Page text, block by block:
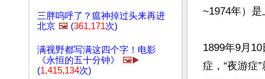
三胖呜呼了？瘟神掉过头来再进
北京 🖼️ (361,171次)
满视野都写满这四个字！电影
《永恒的五十分钟》
🖼️▶️
(1,415,134次)
~1974年）是
1899年9月
症，“夜游症